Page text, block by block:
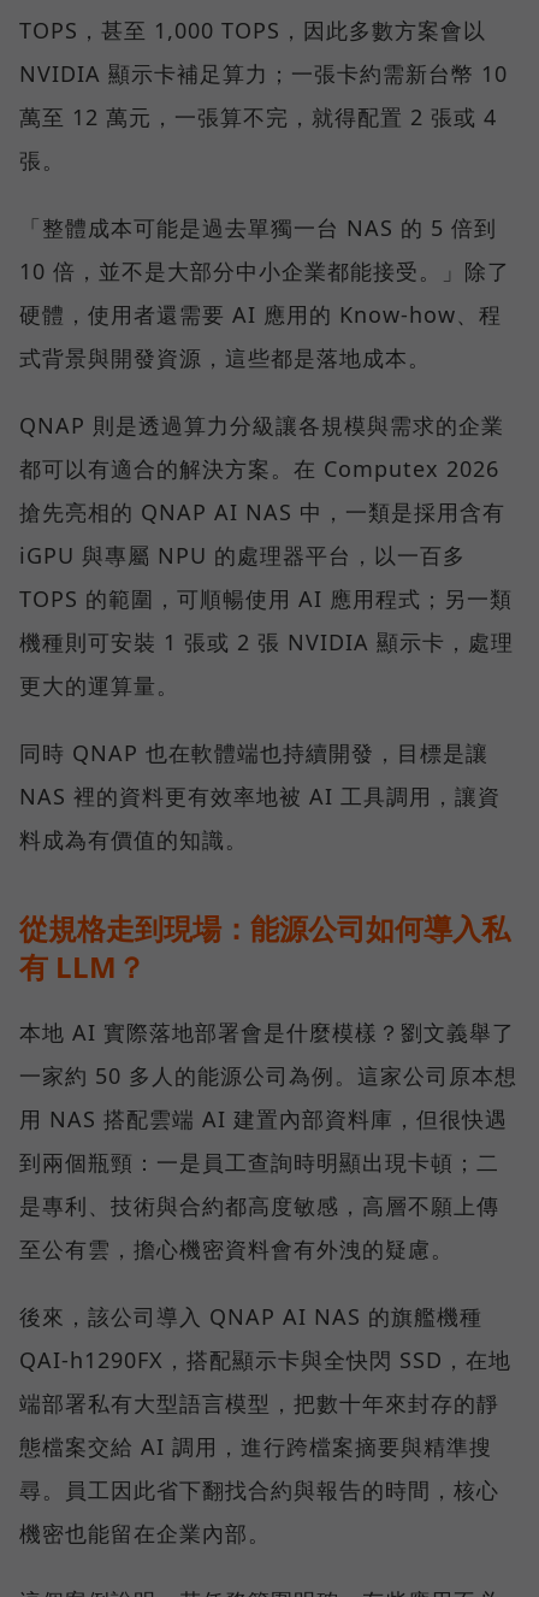
TOPS，甚至 1,000 TOPS，因此多數方案會以
NVIDIA 顯示卡補足算力；一張卡約需新台幣 10
萬至 12 萬元，一張算不完，就得配置 2 張或 4
張。
「整體成本可能是過去單獨一台 NAS 的 5 倍到
10 倍，並不是大部分中小企業都能接受。」除了
硬體，使用者還需要 AI 應用的 Know-how、程
式背景與開發資源，這些都是落地成本。
QNAP 則是透過算力分級讓各規模與需求的企業
都可以有適合的解決方案。在 Computex 2026
搶先亮相的 QNAP AI NAS 中，一類是採用含有
iGPU 與專屬 NPU 的處理器平台，以一百多
TOPS 的範圍，可順暢使用 AI 應用程式；另一類
機種則可安裝 1 張或 2 張 NVIDIA 顯示卡，處理
更大的運算量。
同時 QNAP 也在軟體端也持續開發，目標是讓
NAS 裡的資料更有效率地被 AI 工具調用，讓資
料成為有價值的知識。
從規格走到現場：能源公司如何導入私
有 LLM？
本地 AI 實際落地部署會是什麼模樣？劉文義舉了
一家約 50 多人的能源公司為例。這家公司原本想
用 NAS 搭配雲端 AI 建置內部資料庫，但很快遇
到兩個瓶頸：一是員工查詢時明顯出現卡頓；二
是專利、技術與合約都高度敏感，高層不願上傳
至公有雲，擔心機密資料會有外洩的疑慮。
後來，該公司導入 QNAP AI NAS 的旗艦機種
QAI-h1290FX，搭配顯示卡與全快閃 SSD，在地
端部署私有大型語言模型，把數十年來封存的靜
態檔案交給 AI 調用，進行跨檔案摘要與精準搜
尋。員工因此省下翻找合約與報告的時間，核心
機密也能留在企業內部。